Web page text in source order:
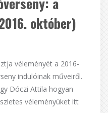
október)
véleményét a 2016-
indulóinak műveiről.
Dóczi Attila hogyan
véleményüket itt